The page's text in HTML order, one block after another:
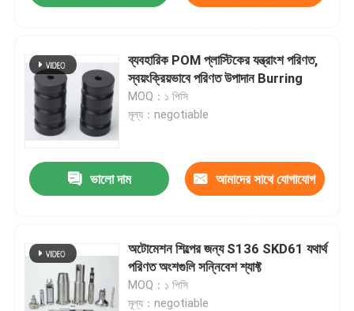
ব্যবহারিক POM প্লাস্টিকের যন্ত্রাংশ পরিণত,
স্বয়ংক্রিয়ভাবে পরিণত উপাদান Burring
MOQ：১ পিসি
মূল্য：negotiable
ভালো দাম আমাদের সাথে যোগাযোগ
অটোমেশন শিল্পের জন্য S136 SKD61 যথার্থ
পরিণত অংশগুলি সন্নিবেশ শ্যাফ্ট
MOQ：১ পিসি
মূল্য：negotiable